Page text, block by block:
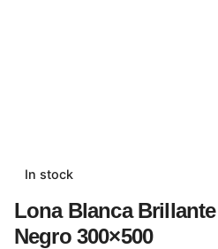
In stock
Lona Blanca
Negro 300×500